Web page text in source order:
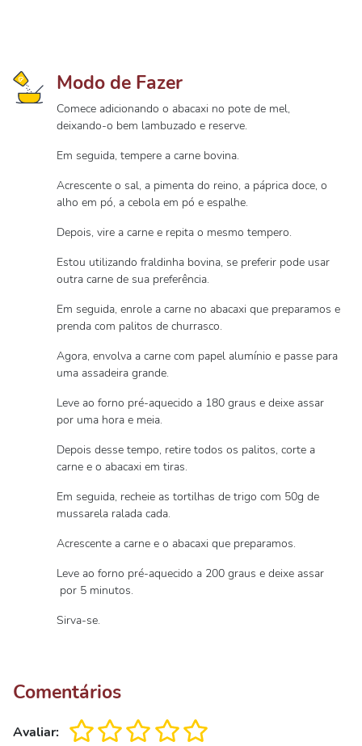
Modo de Fazer
Comece adicionando o abacaxi no pote de mel,
deixando-o bem lambuzado e reserve.
Em seguida, tempere a carne bovina.
Acrescente o sal, a pimenta do reino, a páprica doce, o
alho em pó, a cebola em pó e espalhe.
Depois, vire a carne e repita o mesmo tempero.
Estou utilizando fraldinha bovina, se preferir pode usar
outra carne de sua preferência.
Em seguida, enrole a carne no abacaxi que preparamos e
prenda com palitos de churrasco.
Agora, envolva a carne com papel alumínio e passe para
uma assadeira grande.
Leve ao forno pré-aquecido a 180 graus e deixe assar
por uma hora e meia.
Depois desse tempo, retire todos os palitos, corte a
carne e o abacaxi em tiras.
Em seguida, recheie as tortilhas de trigo com 50g de
mussarela ralada cada.
Acrescente a carne e o abacaxi que preparamos.
Leve ao forno pré-aquecido a 200 graus e deixe assar
por 5 minutos.
Sirva-se.
Comentários
Avaliar: